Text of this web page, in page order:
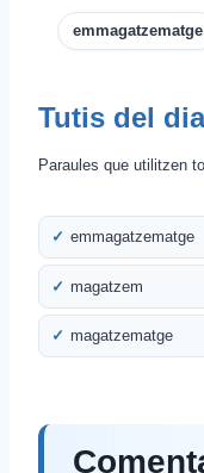
emmagatzematge
Tutis del dia
Paraules que utilitzen
emmagatzematge
magatzem
magatzematge